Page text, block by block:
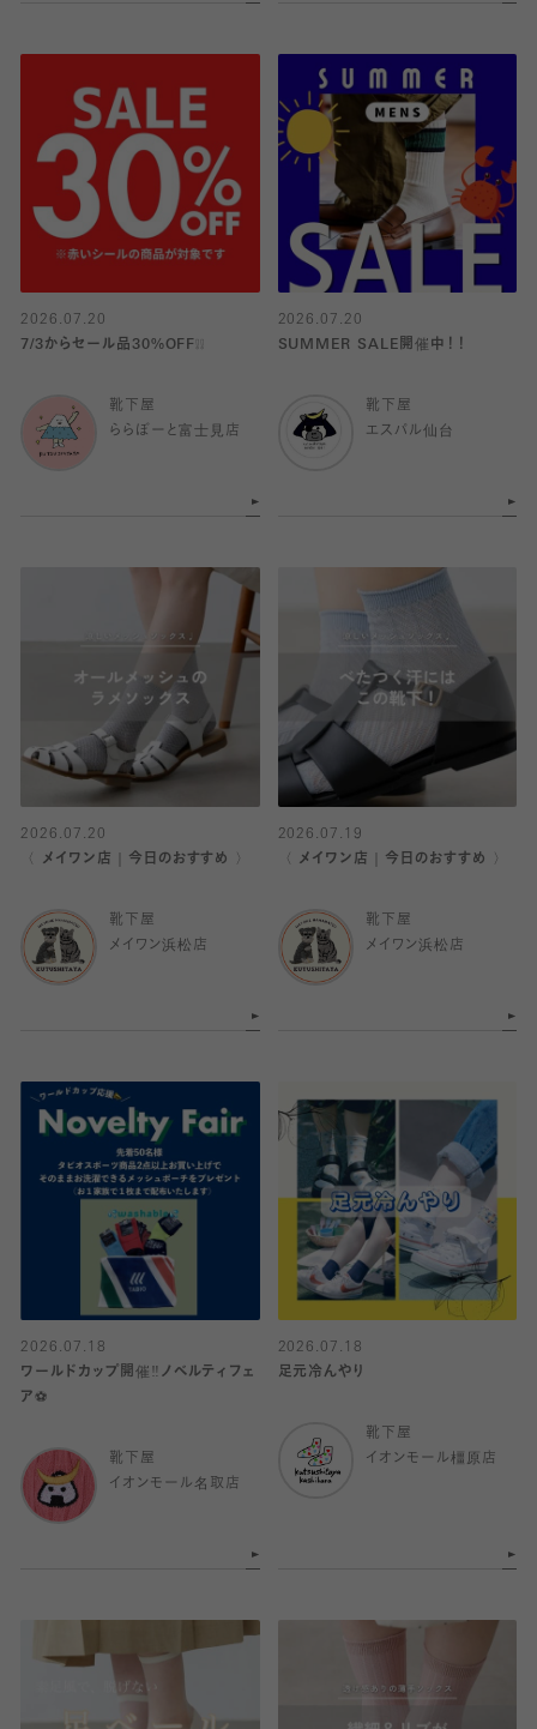
2026.07.20
7/3からセール品30%OFF❕❕
靴下屋
ららぽーと富士見店
2026.07.20
SUMMER SALE開催中！！
靴下屋
エスパル仙台
2026.07.20
〈 メイワン店｜今日のおすすめ 〉
靴下屋
メイワン浜松店
2026.07.19
〈 メイワン店｜今日のおすすめ 〉
靴下屋
メイワン浜松店
2026.07.18
ワールドカップ開催‼️ノベルティフェ
ア⚽️
靴下屋
イオンモール名取店
2026.07.18
足元冷んやり
靴下屋
イオンモール橿原店